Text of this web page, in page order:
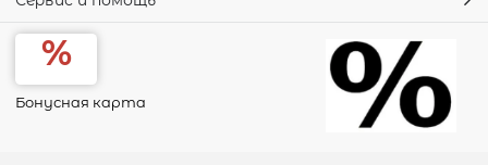
Бонусная карта